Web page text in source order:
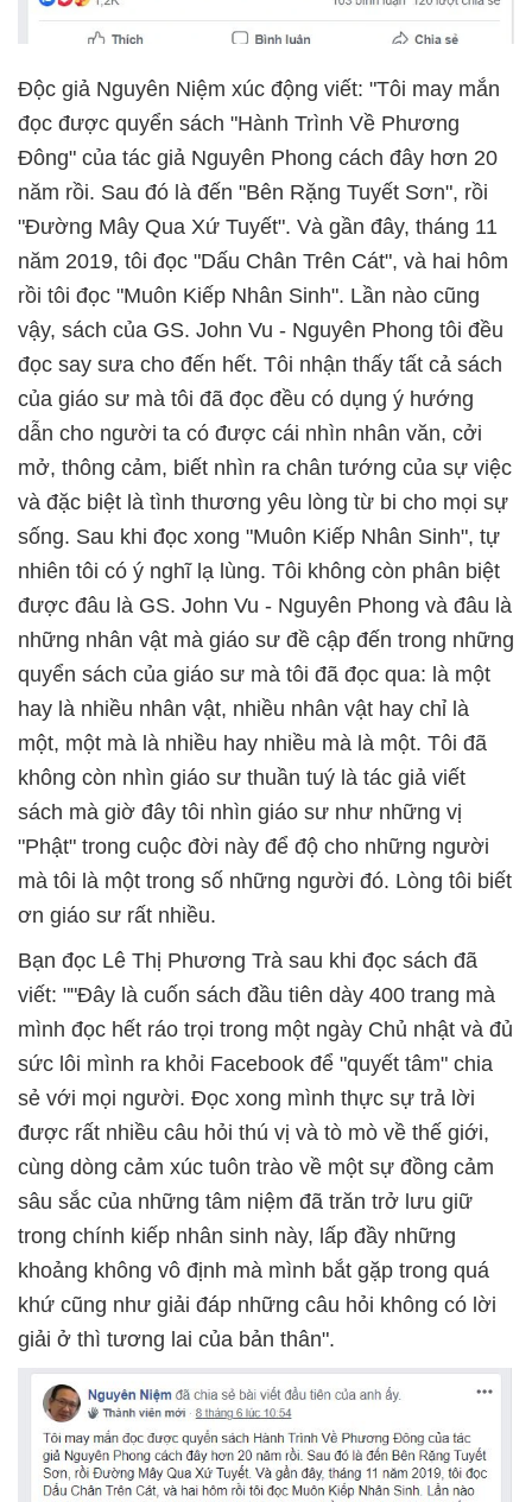
Độc giả Nguyên Niệm xúc động viết: "Tôi may mắn
đọc được quyển sách "Hành Trình Về Phương
Đông" của tác giả Nguyên Phong cách đây hơn 20
năm rồi. Sau đó là đến "Bên Rặng Tuyết Sơn", rồi
"Đường Mây Qua Xứ Tuyết". Và gần đây, tháng 11
năm 2019, tôi đọc "Dấu Chân Trên Cát", và hai hôm
rồi tôi đọc "Muôn Kiếp Nhân Sinh". Lần nào cũng
vậy, sách của GS. John Vu - Nguyên Phong tôi đều
đọc say sưa cho đến hết. Tôi nhận thấy tất cả sách
của giáo sư mà tôi đã đọc đều có dụng ý hướng
dẫn cho người ta có được cái nhìn nhân văn, cởi
mở, thông cảm, biết nhìn ra chân tướng của sự việc
và đặc biệt là tình thương yêu lòng từ bi cho mọi sự
sống. Sau khi đọc xong "Muôn Kiếp Nhân Sinh", tự
nhiên tôi có ý nghĩ lạ lùng. Tôi không còn phân biệt
được đâu là GS. John Vu - Nguyên Phong và đâu là
những nhân vật mà giáo sư đề cập đến trong những
quyển sách của giáo sư mà tôi đã đọc qua: là một
hay là nhiều nhân vật, nhiều nhân vật hay chỉ là
một, một mà là nhiều hay nhiều mà là một. Tôi đã
không còn nhìn giáo sư thuần tuý là tác giả viết
sách mà giờ đây tôi nhìn giáo sư như những vị
"Phật" trong cuộc đời này để độ cho những người
mà tôi là một trong số những người đó. Lòng tôi biết
ơn giáo sư rất nhiều.
Bạn đọc Lê Thị Phương Trà sau khi đọc sách đã
viết: ""Đây là cuốn sách đầu tiên dày 400 trang mà
mình đọc hết ráo trọi trong một ngày Chủ nhật và đủ
sức lôi mình ra khỏi Facebook để "quyết tâm" chia
sẻ với mọi người. Đọc xong mình thực sự trả lời
được rất nhiều câu hỏi thú vị và tò mò về thế giới,
cùng dòng cảm xúc tuôn trào về một sự đồng cảm
sâu sắc của những tâm niệm đã trăn trở lưu giữ
trong chính kiếp nhân sinh này, lấp đầy những
khoảng không vô định mà mình bắt gặp trong quá
khứ cũng như giải đáp những câu hỏi không có lời
giải ở thì tương lai của bản thân".